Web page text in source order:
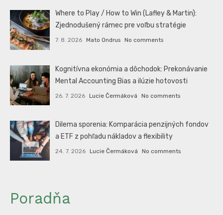
Where to Play / How to Win (Lafley & Martin):
Zjednodušený rámec pre voľbu stratégie
7. 8. 2026 Mato Ondrus No comments
Kognitívna ekonómia a dôchodok: Prekonávanie
Mental Accounting Bias a ilúzie hotovosti
26. 7. 2026 Lucie Čermáková No comments
Dilema sporenia: Komparácia penzijných fondov
a ETF z pohľadu nákladov a flexibility
24. 7. 2026 Lucie Čermáková No comments
Poradňa